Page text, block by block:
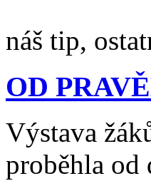
náš tip,
OD
Výstava
proběhla